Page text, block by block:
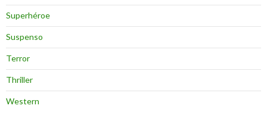
Superhéroe
Suspenso
Terror
Thriller
Western